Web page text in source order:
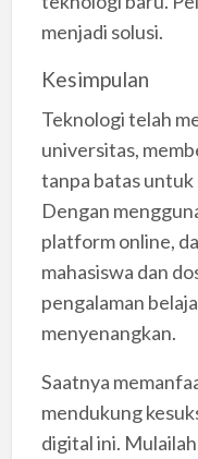
menjadi solusi.
Kesimpulan
Teknologi telah
universitas,
tanpa batas untuk
Dengan
platform online,
mahasiswa dan
pengalaman
menyenangkan.
Saatnya
mendukung
digital ini.